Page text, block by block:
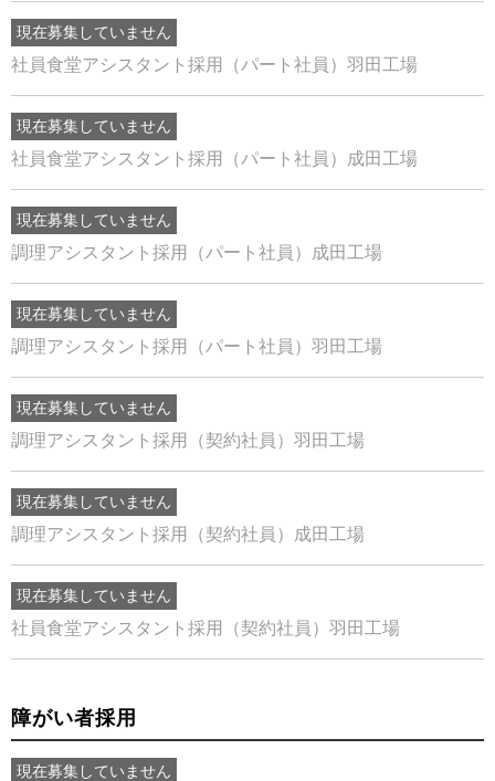
現在募集していません
社員食堂アシスタント採用（パート社員）羽田工場
現在募集していません
社員食堂アシスタント採用（パート社員）成田工場
現在募集していません
調理アシスタント採用（パート社員）成田工場
現在募集していません
調理アシスタント採用（パート社員）羽田工場
現在募集していません
調理アシスタント採用（契約社員）羽田工場
現在募集していません
調理アシスタント採用（契約社員）成田工場
現在募集していません
社員食堂アシスタント採用（契約社員）羽田工場
障がい者採用
現在募集していません